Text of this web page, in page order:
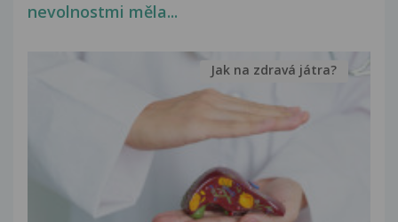
nevolnostmi měla...
Jak na zdravá játra?